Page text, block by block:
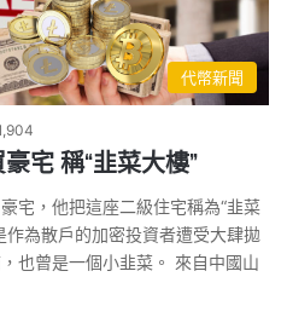
代幣新聞
宅 稱“韭菜大樓”
宅，他把這座二級住宅稱為“韭菜
作為散戶的加密投資者遭受大肆拋
也曾是一個小韭菜。 來自中國山